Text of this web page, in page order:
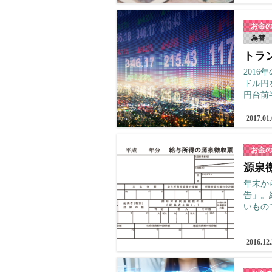
お金
為替
トラ
2016
ドル
円台
お金
源泉
年末か
告」。
いもの